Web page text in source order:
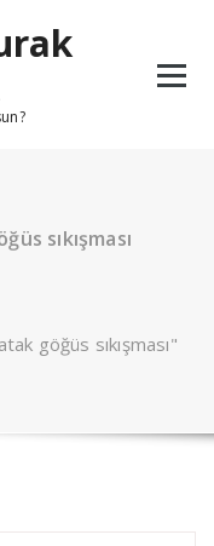
sıkışması
göğüs sıkışması"